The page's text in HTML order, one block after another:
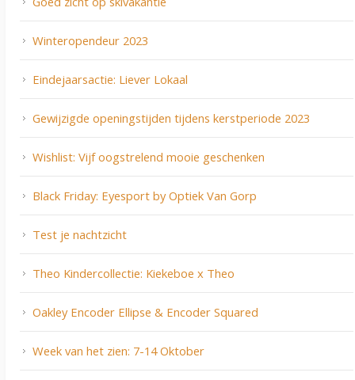
Winteropendeur 2023
Eindejaarsactie: Liever Lokaal
Gewijzigde openingstijden tijdens kerstperiode 2023
Wishlist: Vijf oogstrelend mooie geschenken
Black Friday: Eyesport by Optiek Van Gorp
Test je nachtzicht
Theo Kindercollectie: Kiekeboe x Theo
Oakley Encoder Ellipse & Encoder Squared
Week van het zien: 7-14 Oktober